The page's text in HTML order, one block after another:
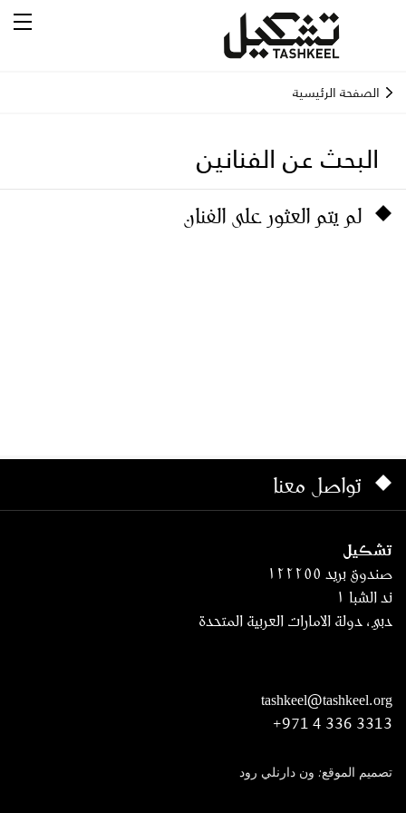
الصفحة الرئيسية
البحث عن الفنانين
لم يتم العثور على الفنان
تواصل معنا
تشكيل
صندوق بريد ١٢٢٢٥٥
ند الشبا ١
دبي، دولة الامارات العربية المتحدة
tashkeel@tashkeel.org
+971 4 336 3313
تصميم الموقع: ون دارنلي رود